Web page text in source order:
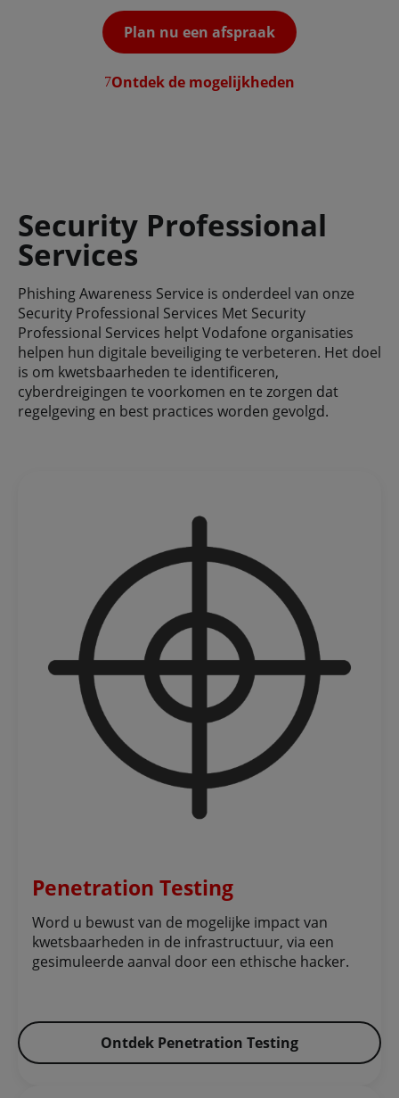
Plan nu een afspraak
Ontdek de mogelijkheden
Security Professional
Services
Phishing Awareness Service is onderdeel van onze
Security Professional Services Met Security
Professional Services helpt Vodafone organisaties
helpen hun digitale beveiliging te verbeteren. Het doel
is om kwetsbaarheden te identificeren,
cyberdreigingen te voorkomen en te zorgen dat
regelgeving en best practices worden gevolgd.​
Penetration Testing
Word u bewust van de mogelijke impact van
kwetsbaarheden in de infrastructuur, via een
gesimuleerde aanval door een ethische hacker.
Ontdek Penetration Testing